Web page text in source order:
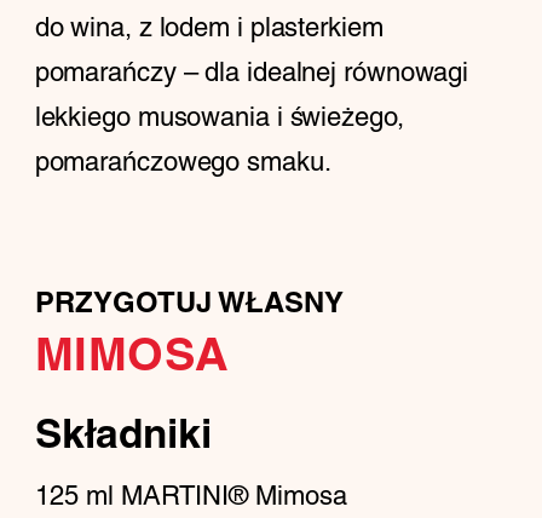
do wina, z lodem i plasterkiem
pomarańczy – dla idealnej równowagi
lekkiego musowania i świeżego,
pomarańczowego smaku.
PRZYGOTUJ WŁASNY
MIMOSA
Składniki
125 ml MARTINI® Mimosa